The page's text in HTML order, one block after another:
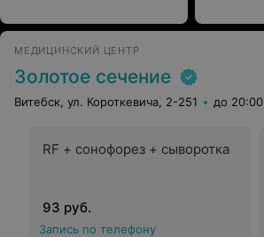
МЕДИЦИНСКИЙ ЦЕНТР
Золотое сечение
Витебск, ул. Короткевича, 2-251 до 20:00
RF + сонофорез + сыворотка
93 руб.
Запись по телефону